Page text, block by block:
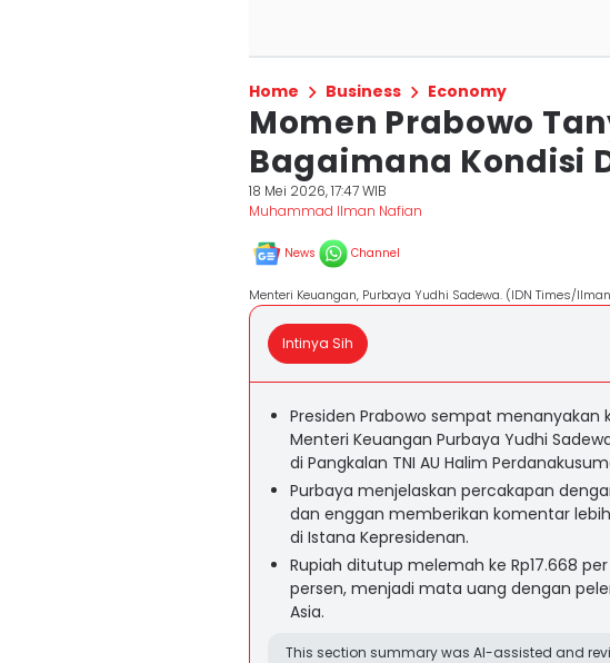
Home Business Economy
Momen Prabowo
Bagaimana Kondisi
18 Mei 2026, 17:47 WIB
Muhammad Ilman Nafian
News Channel
Menteri Keuangan, Purbaya Yudhi Sadewa. (IDN Times/
Intinya Sih
Presiden Prabowo sempat menanyakan
Menteri Keuangan Purbaya Yudhi
di Pangkalan TNI AU Halim
Purbaya menjelaskan percakapan
dan enggan memberikan komentar
di Istana Kepresidenan.
Rupiah ditutup melemah ke Rp17.668
persen, menjadi mata uang dengan
Asia.
This section summary was AI-assisted and